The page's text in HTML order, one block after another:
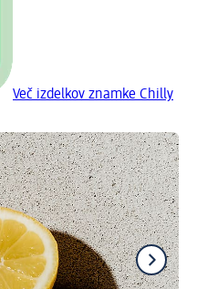
Več izdelkov znamke Chilly